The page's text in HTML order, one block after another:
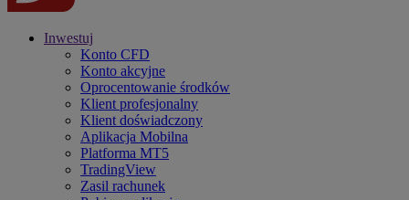
Inwestuj
Konto CFD
Konto akcyjne
Oprocentowanie środków
Klient profesjonalny
Klient doświadczony
Aplikacja Mobilna
Platforma MT5
TradingView
Zasil rachunek